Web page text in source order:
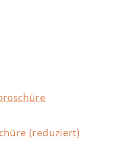
(reduziert)